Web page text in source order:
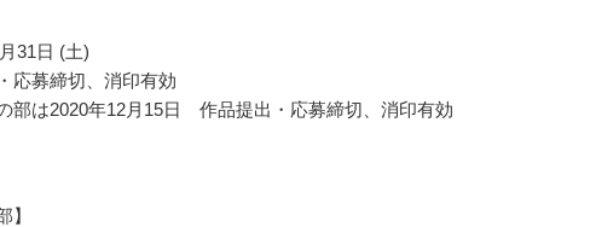
31日 (土)
応募締切、消印有効
部は2020年12月15日 作品提出・応募締切、消印有効
】